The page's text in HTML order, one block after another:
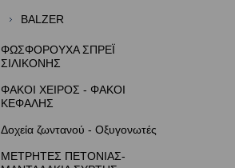
BALZER
ΦΩΣΦΟΡΟΥΧΑ ΣΠΡΕΪ
ΣΙΛΙΚΟΝΗΣ
ΦΑΚΟΙ ΧΕΙΡΟΣ - ΦΑΚΟΙ
ΚΕΦΑΛΗΣ
Δοχεία ζωντανού - Οξυγονωτές
ΜΕΤΡΗΤΕΣ ΠΕΤΟΝΙΑΣ-